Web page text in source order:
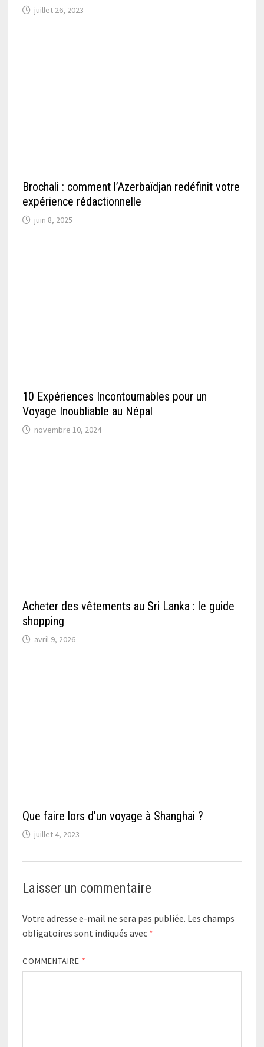
juillet 26, 2023
Brochali : comment l’Azerbaïdjan redéfinit votre
expérience rédactionnelle
juin 8, 2025
10 Expériences Incontournables pour un
Voyage Inoubliable au Népal
novembre 10, 2024
Acheter des vêtements au Sri Lanka : le guide
shopping
avril 9, 2026
Que faire lors d’un voyage à Shanghai ?
juillet 4, 2023
Laisser un commentaire
Votre adresse e-mail ne sera pas publiée. Les champs
obligatoires sont indiqués avec *
COMMENTAIRE *